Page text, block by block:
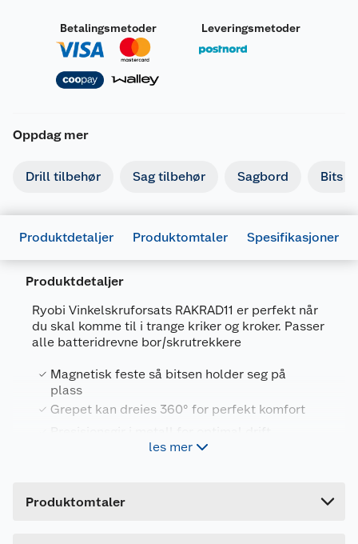
Betalingsmetoder Leveringsmetoder
Oppdag mer
Drill tilbehør Sag tilbehør Sagbord Bits
Produktdetaljer Produktomtaler Spesifikasjoner
Produktdetaljer
Ryobi Vinkelskruforsats RAKRAD11 er perfekt når
du skal komme til i trange kriker og kroker. Passer
alle batteridrevne bor/skrutrekkere
Magnetisk feste så bitsen holder seg på
plass
Grepet kan dreies 360° for perfekt komfort
Medfølger 10 stk 25 mm skrubits
Vinkelskruforsats. Den perfekte løsning til
les mer
Produktomtaler
Artikkelnummer
4892210188014
Leverandørens artikkelnummer
5132004834
Lengde